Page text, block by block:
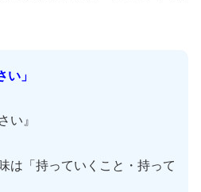
い」
い』
は「持っていくこと・持って